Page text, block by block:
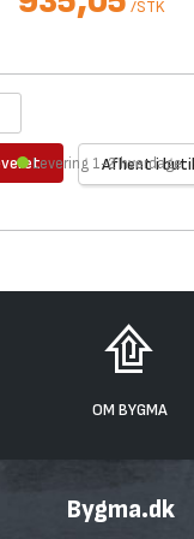
/STK
Afhent i
Levering 1-2 hverdage
OM BYGMA
Bygma.dk